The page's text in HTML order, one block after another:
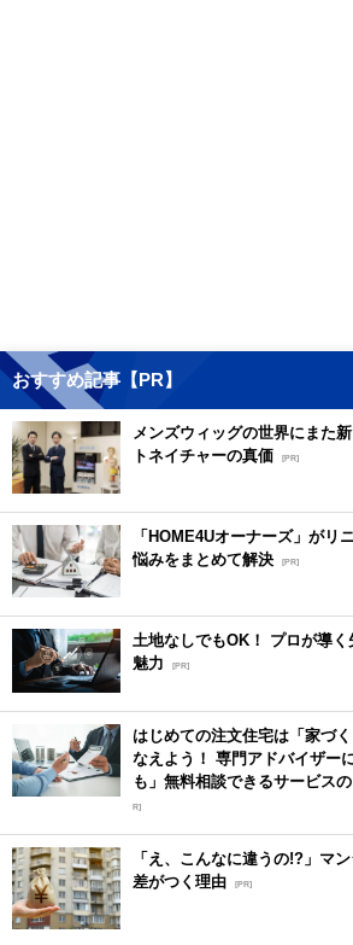
おすすめ記事【PR】
メンズウィッグの世界にまた
トネイチャーの真価
[PR]
「HOME4Uオーナーズ」がリ
悩みをまとめて解決 [PR]
土地なしでもOK！ プロが導
魅力
[PR]
はじめての注文住宅は「家づ
なえよう！ 専門アドバイザー
も」無料相談できるサービス
R]
「え、こんなに違うの!?」マ
差がつく理由 [PR]